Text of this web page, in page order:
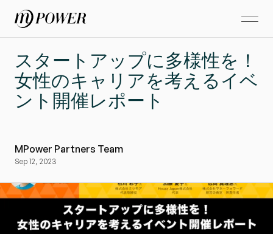
スタートアップに多様性を！
女性のキャリアを考えるイベ
ント開催レポート
MPower Partners Team
Sep 12, 2023